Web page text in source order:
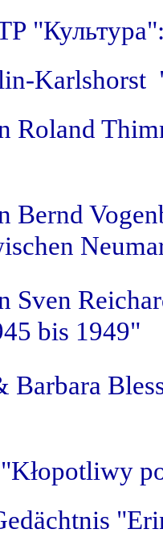
Karlshorst
Roland
Bernd
Sven
bis 1949"
Barbara